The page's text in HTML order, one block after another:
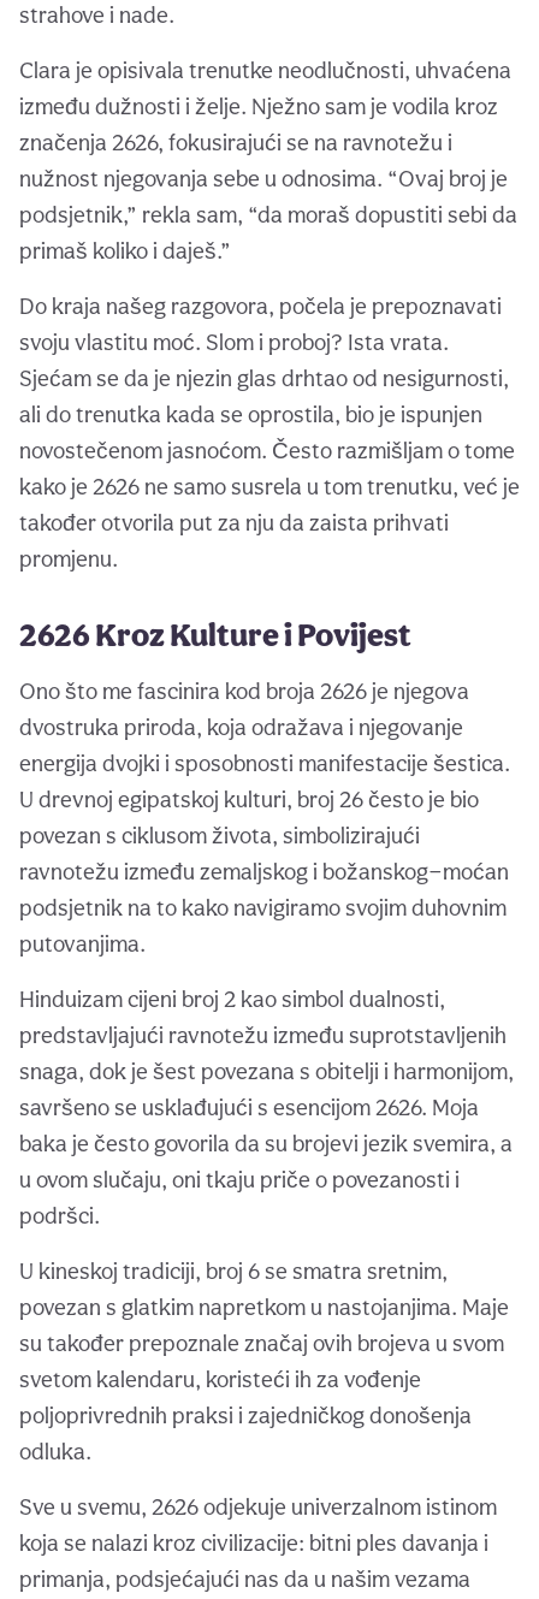
strahove i nade.
Clara je opisivala trenutke neodlučnosti, uhvaćena
između dužnosti i želje. Nježno sam je vodila kroz
značenja 2626, fokusirajući se na ravnotežu i
nužnost njegovanja sebe u odnosima. “Ovaj broj je
podsjetnik,” rekla sam, “da moraš dopustiti sebi da
primaš koliko i daješ.”
Do kraja našeg razgovora, počela je prepoznavati
svoju vlastitu moć. Slom i proboj? Ista vrata.
Sjećam se da je njezin glas drhtao od nesigurnosti,
ali do trenutka kada se oprostila, bio je ispunjen
novostečenom jasnoćom. Često razmišljam o tome
kako je 2626 ne samo susrela u tom trenutku, već je
također otvorila put za nju da zaista prihvati
promjenu.
2626 Kroz Kulture i Povijest
Ono što me fascinira kod broja 2626 je njegova
dvostruka priroda, koja odražava i njegovanje
energija dvojki i sposobnosti manifestacije šestica.
U drevnoj egipatskoj kulturi, broj 26 često je bio
povezan s ciklusom života, simbolizirajući
ravnotežu između zemaljskog i božanskog—moćan
podsjetnik na to kako navigiramo svojim duhovnim
putovanjima.
Hinduizam cijeni broj 2 kao simbol dualnosti,
predstavljajući ravnotežu između suprotstavljenih
snaga, dok je šest povezana s obitelji i harmonijom,
savršeno se usklađujući s esencijom 2626. Moja
baka je često govorila da su brojevi jezik svemira, a
u ovom slučaju, oni tkaju priče o povezanosti i
podršci.
U kineskoj tradiciji, broj 6 se smatra sretnim,
povezan s glatkim napretkom u nastojanjima. Maje
su također prepoznale značaj ovih brojeva u svom
svetom kalendaru, koristeći ih za vođenje
poljoprivrednih praksi i zajedničkog donošenja
odluka.
Sve u svemu, 2626 odjekuje univerzalnom istinom
koja se nalazi kroz civilizacije: bitni ples davanja i
primanja, podsjećajući nas da u našim vezama